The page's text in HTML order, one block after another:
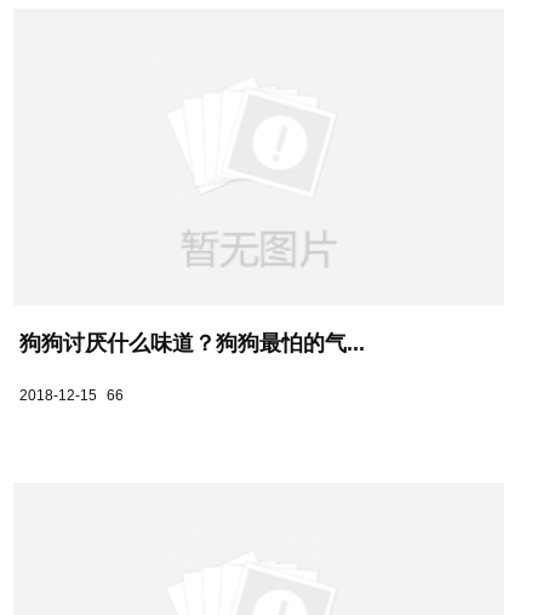
狗狗讨厌什么味道？狗狗最怕的气...
2018-12-15 66